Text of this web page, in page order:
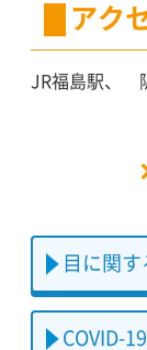
アク
JR福島駅、
目に関
COVID-